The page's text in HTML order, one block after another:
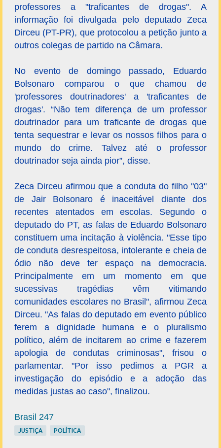
professores a "traficantes de drogas". A
informação foi divulgada pelo deputado Zeca
Dirceu (PT-PR), que protocolou a petição junto a
outros colegas de partido na Câmara.
No evento de domingo passado, Eduardo
Bolsonaro comparou o que chamou de
'professores doutrinadores' a 'traficantes de
drogas'. “Não tem diferença de um professor
doutrinador para um traficante de drogas que
tenta sequestrar e levar os nossos filhos para o
mundo do crime. Talvez até o professor
doutrinador seja ainda pior”, disse.
Zeca Dirceu afirmou que a conduta do filho "03"
de Jair Bolsonaro é inaceitável diante dos
recentes atentados em escolas. Segundo o
deputado do PT, as falas de Eduardo Bolsonaro
constituem uma incitação à violência. "Esse tipo
de conduta desrespeitosa, intolerante e cheia de
ódio não deve ter espaço na democracia.
Principalmente em um momento em que
sucessivas tragédias vêm vitimando
comunidades escolares no Brasil", afirmou Zeca
Dirceu. "As falas do deputado em evento público
ferem a dignidade humana e o pluralismo
político, além de incitarem ao crime e fazerem
apologia de condutas criminosas", frisou o
parlamentar. "Por isso pedimos a PGR a
investigação do episódio e a adoção das
medidas justas ao caso", finalizou.
Brasil 247
JUSTIÇA POLÍTICA